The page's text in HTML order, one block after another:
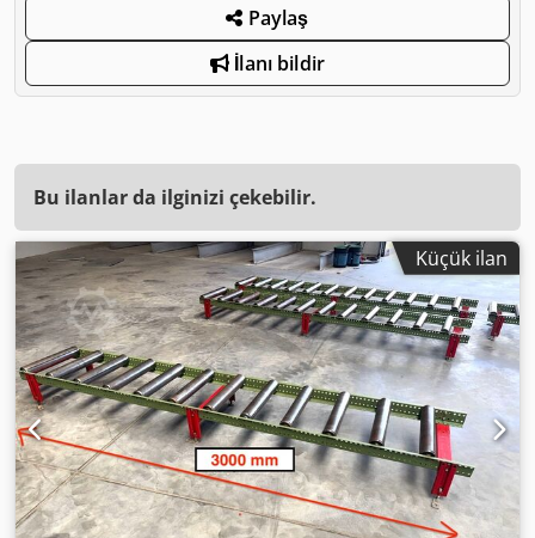
Paylaş
İlanı bildir
Bu ilanlar da ilginizi çekebilir.
Küçük ilan